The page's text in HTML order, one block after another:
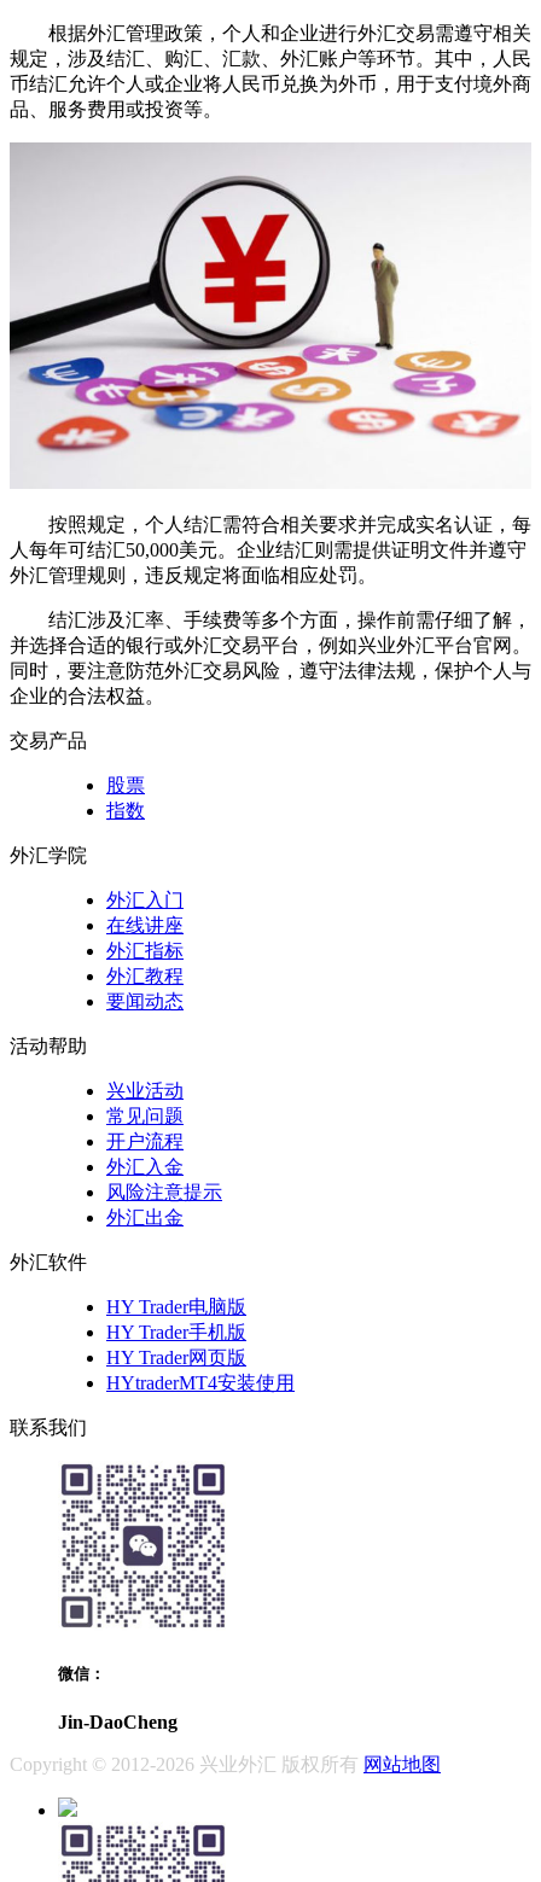
根据外汇管理政策，个人和企业进行外汇交易需遵守相关
规定，涉及结汇、购汇、汇款、外汇账户等环节。其中，人民
币结汇允许个人或企业将人民币兑换为外币，用于支付境外商
品、服务费用或投资等。
按照规定，个人结汇需符合相关要求并完成实名认证，每
人每年可结汇50,000美元。企业结汇则需提供证明文件并遵守
外汇管理规则，违反规定将面临相应处罚。
结汇涉及汇率、手续费等多个方面，操作前需仔细了解，
并选择合适的银行或外汇交易平台，例如兴业外汇平台官网。
同时，要注意防范外汇交易风险，遵守法律法规，保护个人与
企业的合法权益。
交易产品
股票
指数
外汇学院
外汇入门
在线讲座
外汇指标
外汇教程
要闻动态
活动帮助
兴业活动
常见问题
开户流程
外汇入金
风险注意提示
外汇出金
外汇软件
HY Trader电脑版
HY Trader手机版
HY Trader网页版
HYtraderMT4安装使用
联系我们
微信：
Jin-DaoCheng
Copyright © 2012-2026 兴业外汇 版权所有 网站地图